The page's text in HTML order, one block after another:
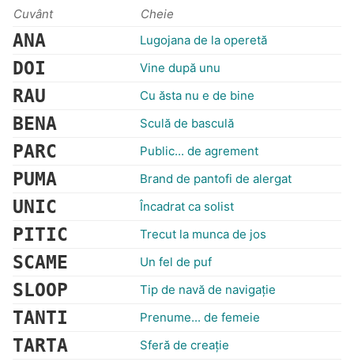
Cuvânt Cheie
ANA Lugojana de la operetă
DOI Vine după unu
RAU Cu ăsta nu e de bine
BENA Sculă de basculă
PARC Public... de agrement
PUMA Brand de pantofi de alergat
UNIC Încadrat ca solist
PITIC Trecut la munca de jos
SCAME Un fel de puf
SLOOP Tip de navă de navigație
TANTI Prenume... de femeie
TARTA Sferă de creaţie